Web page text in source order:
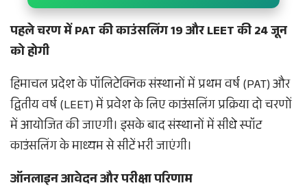
पहले चरण में PAT की काउंसलिंग 19 और LEET की 24 जून
को होगी
हिमाचल प्रदेश के पॉलिटेक्निक संस्थानों में प्रथम वर्ष (PAT) और
द्वितीय वर्ष (LEET) में प्रवेश के लिए काउंसलिंग प्रक्रिया दो चरणों
में आयोजित की जाएगी। इसके बाद संस्थानों में सीधे स्पॉट
काउंसलिंग के माध्यम से सीटें भरी जाएंगी।
ऑनलाइन आवेदन और परीक्षा परिणाम